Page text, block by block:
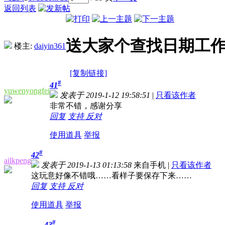
返回列表
楼主: daiyin361送大家个查找日期工
[复制链接]
yuwenyongfei
41#
发表于 2019-1-12 19:58:51 | 只看该作者
非常不错，感谢分享
回复 支持 反对
使用道具 举报
ailkpeng
42#
发表于 2019-1-13 01:13:58 来自手机 | 只看该作者
这玩意好像不错哦……看样子要保存下来……
回复 支持 反对
使用道具 举报
#